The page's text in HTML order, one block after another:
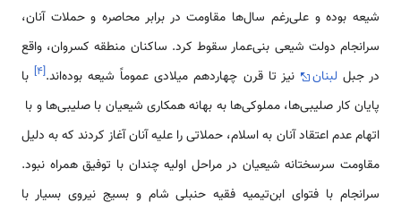
شیعه بوده و علی‌رغم سال‌ها مقاومت در برابر محاصره و حملات آنان،
سرانجام دولت شیعی بنی‌عمار سقوط کرد. ساکنان منطقه کسروان، واقع
در جبللبنان نیز تا قرن چهاردهم میلادی عموماً شیعه بوده‌اند.[۴]با
پایان کار صلیبی‌ها، مملوکی‌ها به بهانه همکاری شیعیان با صلیبی‌ها و با
اتهام عدم اعتقاد آنان به اسلام، حملاتی را علیه آنان آغاز کردند که به دلیل
مقاومت سرسختانه شیعیان در مراحل اولیه چندان با توفیق همراه نبود.
سرانجام با فتوای ابن‌تیمیه فقیه حنبلی شام و بسیج نیروی بسیار با